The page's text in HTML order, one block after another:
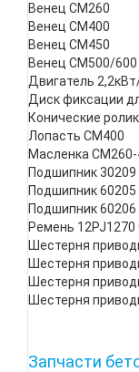
Венец СМ260
Венец СМ400
Венец СМ450
Венец СМ500/600
Двигатель
Диск фиксации
Конические
Лопасть СМ400
Масленка СМ260-
Подшипник 30209
Подшипник 60205
Подшипник 60206
Ремень
Шестерня
Шестерня
Шестерня
Шестерня
Запчасти